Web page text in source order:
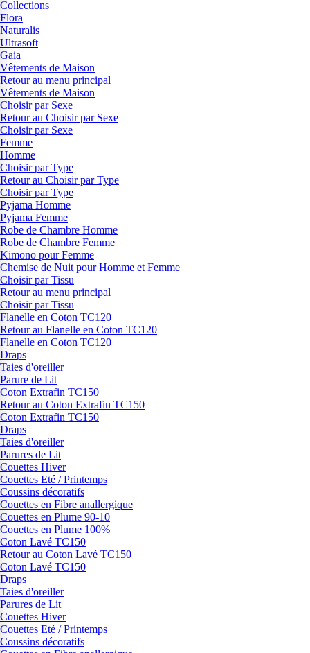
Collections
Flora
Naturalis
Ultrasoft
Gaia
Vêtements de Maison
Retour au menu principal
Vêtements de Maison
Choisir par Sexe
Retour au Choisir par Sexe
Choisir par Sexe
Femme
Homme
Choisir par Type
Retour au Choisir par Type
Choisir par Type
Pyjama Homme
Pyjama Femme
Robe de Chambre Homme
Robe de Chambre Femme
Kimono pour Femme
Chemise de Nuit pour Homme et Femme
Choisir par Tissu
Retour au menu principal
Choisir par Tissu
Flanelle en Coton TC120
Retour au Flanelle en Coton TC120
Flanelle en Coton TC120
Draps
Taies d'oreiller
Parure de Lit
Coton Extrafin TC150
Retour au Coton Extrafin TC150
Coton Extrafin TC150
Draps
Taies d'oreiller
Parures de Lit
Couettes Hiver
Couettes Eté / Printemps
Coussins décoratifs
Couettes en Fibre anallergique
Couettes en Plume 90-10
Couettes en Plume 100%
Coton Lavé TC150
Retour au Coton Lavé TC150
Coton Lavé TC150
Draps
Taies d'oreiller
Parures de Lit
Couettes Hiver
Couettes Eté / Printemps
Coussins décoratifs